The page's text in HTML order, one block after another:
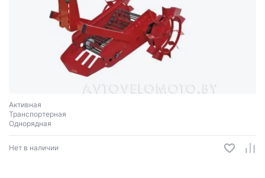
Активная
Транспортерная
Однорядная
Нет в наличии